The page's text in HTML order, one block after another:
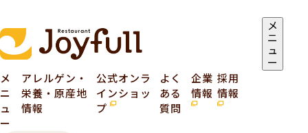
メ
ニ
ュ
ー
メ
ニ
ュ
ー
アレルゲン・
栄養・原産地
情報
公式オンラ
インショッ
プ
よく
ある
質問
企業
情報
採用
情報